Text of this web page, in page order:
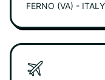
FERNO (VA) - ITALY